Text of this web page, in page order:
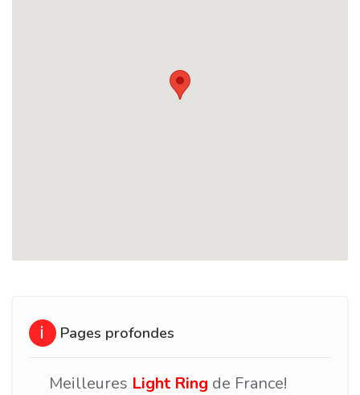
Pages profondes
Meilleures Light Ring de France!